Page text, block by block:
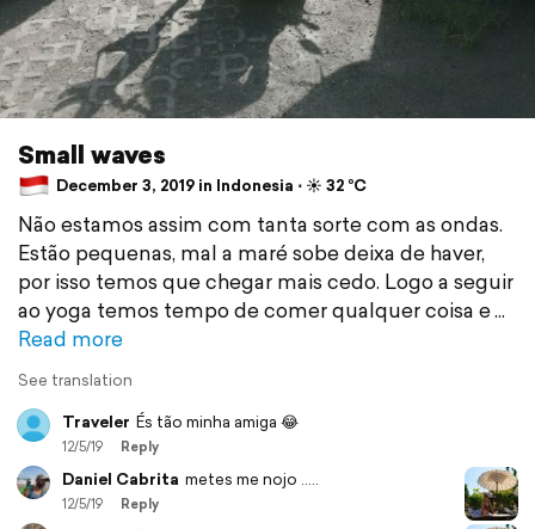
Small waves
December 3, 2019 in Indonesia ⋅ ☀️ 32 °C
Não estamos assim com tanta sorte com as ondas.
Estão pequenas, mal a maré sobe deixa de haver,
por isso temos que chegar mais cedo. Logo a seguir
ao yoga temos tempo de comer qualquer coisa e
Read more
See translation
Traveler És tão minha amiga 😂
12/5/19 Reply
Daniel Cabrita metes me nojo .....
12/5/19 Reply